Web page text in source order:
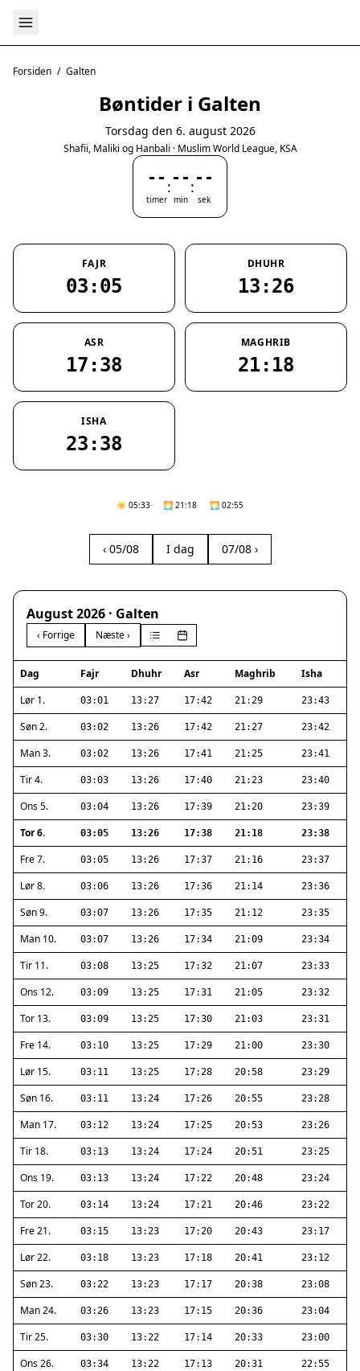
Forsiden / Galten
Bøntider i Galten
Torsdag den 6. august 2026
Shafii, Maliki og Hanbali · Muslim World League, KSA
--
timer
:--
min
:--
sek
FAJR
03:05
DHUHR
13:26
ASR
17:38
MAGHRIB
21:18
ISHA
23:38
☀️ 05:33 🌅 21:18 🌅 02:55
‹ 05/08 I dag 07/08 ›
August 2026 · Galten
‹ Forrige Næste ›
Dag Fajr Dhuhr Asr Maghrib
Isha
Lør 1.
03:01 13:27 17:42 21:29 23:43
Søn 2. 03:02 13:26 17:42 21:27 23:42
Man 3. 03:02 13:26 17:41 21:25 23:41
Tir 4. 03:03 13:26 17:40 21:23 23:40
Ons 5. 03:04 13:26 17:39 21:20 23:39
Tor 6. 03:05 13:26 17:38 21:18 23:38
Fre 7. 03:05 13:26 17:37 21:16 23:37
Lør 8. 03:06 13:26 17:36 21:14 23:36
Søn 9. 03:07 13:26 17:35 21:12 23:35
Man 10. 03:07 13:26 17:34 21:09 23:34
Tir 11. 03:08 13:25 17:32 21:07 23:33
Ons 12. 03:09 13:25 17:31 21:05 23:32
Tor 13. 03:09 13:25 17:30 21:03 23:31
Fre 14. 03:10 13:25 17:29 21:00 23:30
Lør 15. 03:11 13:25 17:28 20:58 23:29
Søn 16. 03:11 13:24 17:26 20:55 23:28
Man 17. 03:12 13:24 17:25 20:53 23:26
Tir 18. 03:13 13:24 17:24 20:51 23:25
Ons 19. 03:13 13:24 17:22 20:48 23:24
Tor 20. 03:14 13:24 17:21 20:46 23:22
Fre 21. 03:15 13:23 17:20 20:43 23:17
Lør 22. 03:18 13:23 17:18 20:41 23:12
Søn 23. 03:22 13:23 17:17 20:38 23:08
Man 24. 03:26 13:23 17:15 20:36 23:04
Tir 25. 03:30 13:22 17:14 20:33 23:00
Ons 26. 03:34 13:22 17:13 20:31 22:55